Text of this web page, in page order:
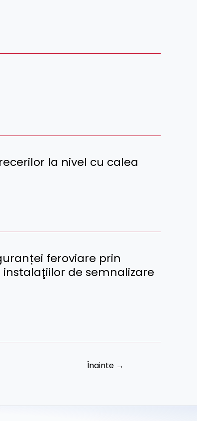
la nivel cu calea
feroviare prin
de semnalizare
Înainte →